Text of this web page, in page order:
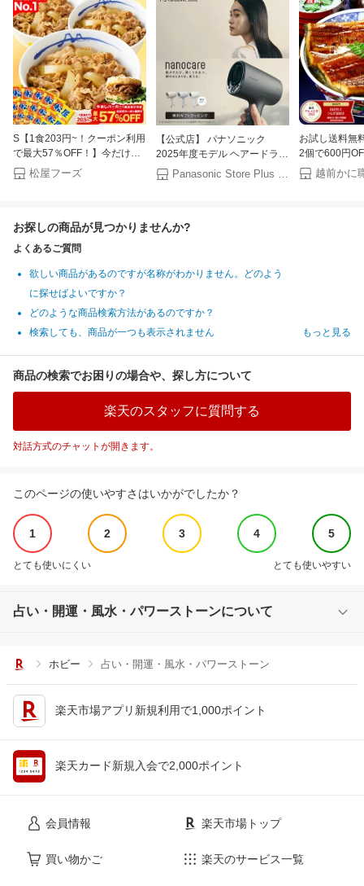
S【1食203円~！クーポン利用
で最大57％OFF！】今だけ牛
めしバーガー1食おまけ付き
（8/1~8/16 迄）大容量リピ確
めし 牛丼の具 まつや 牛丼 食
品 グルメ 冷凍 冷凍食品 送料
無料 おかず 惣菜 お弁当 非常
食 セール 半額
松屋フーズ
【公式店】 パナソニック
2025年度モデル ヘアードライ
ヤー ナノケア EH-NA0K 無料
ギフトラッピング 高浸透ナノ
潤い ツヤ まとまり ダメージ
お試し送料無
2個で600円
円OFF！4個
楽天グルメ大
お探しの商品が見つかりませんか?
よくあるご質問
欲しい商品があるのですが名称がわかりません。どのよう
に探せばよいですか？
どのような商品検索方法があるのですか？
検索しても、商品が一つも表示されません
もっと見る
商品の検索でお困りの場合や、探し方について
楽天のスタッフに質問する
対話方式のチャットが開きます。
このページの使いやすさはいかがでしたか？
1 2 3 4 5
とても使いにくい とても使いやすい
占い・開運・風水・パワーストーンについて
ホビー 占い・開運・風水・パワーストーン
楽天市場アプリ新規利用で1,000ポイント
楽天カード新規入会で2,000ポイント
会員情報
買い物かご
楽天市場トップ
楽天のサービス一覧